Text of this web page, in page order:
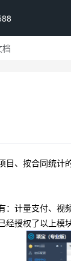
档
目、按合同统计
：计量支付、视
经授权了以上模